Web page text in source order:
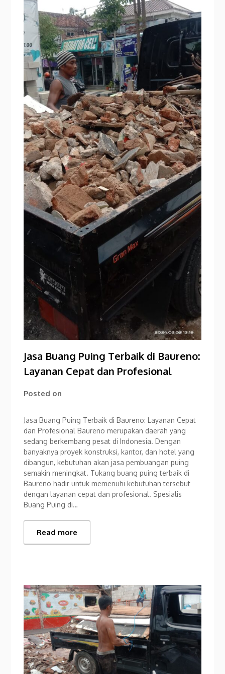
Jasa Buang Puing Terbaik di Baureno:
Layanan Cepat dan Profesional
Posted on
Jasa Buang Puing Terbaik di Baureno: Layanan Cepat
dan Profesional Baureno merupakan daerah yang
sedang berkembang pesat di Indonesia. Dengan
banyaknya proyek konstruksi, kantor, dan hotel yang
dibangun, kebutuhan akan jasa pembuangan puing
semakin meningkat. Tukang buang puing terbaik di
Baureno hadir untuk memenuhi kebutuhan tersebut
dengan layanan cepat dan profesional. Spesialis
Buang Puing di…
Read more